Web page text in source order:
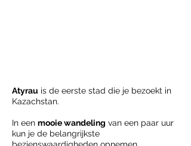
Atyrau is de eerste stad die je bezoekt in
Kazachstan.
In een mooie wandeling van een paar uur
kun je de belangrijkste